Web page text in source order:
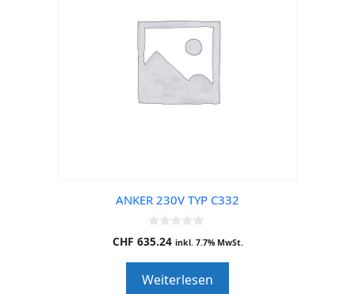
ANKER 230V TYP C332
0
o
o
f
CHF 635.24 inkl. 7.7% MwSt.
Weiterlesen